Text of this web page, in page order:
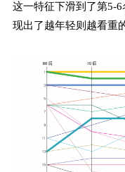
这一特征下滑到了第5-
现出了越年轻则越看重